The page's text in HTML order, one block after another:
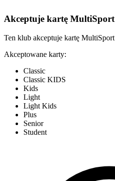
Akceptuje kartę MultiSport
Ten klub akceptuje kartę MultiSport
Akceptowane karty:
Classic
Classic KIDS
Kids
Light
Light Kids
Plus
Senior
Student